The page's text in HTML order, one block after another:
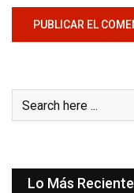
Lo Más Reciente